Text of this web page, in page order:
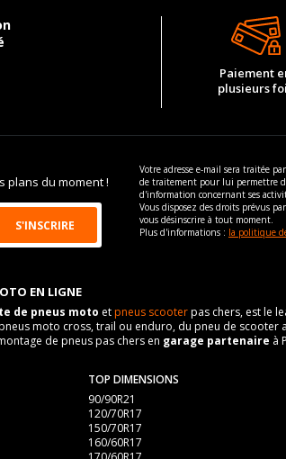
Paiement
plusieurs
plans du moment !
Votre adresse e-mail sera traitée
de traitement pour lui permettre
d'information concernant ses
Vous disposez des droits prévus
vous désinscrire à tout moment.
Plus d'informations : la politique
EN LIGNE
de pneus moto etpneus scooterpas chers, est le
moto cross, trail ou enduro, du pneu de
de pneus pas chers en garage partenaire à
TOP DIMENSIONS
90/90R21
120/70R17
150/70R17
160/60R17